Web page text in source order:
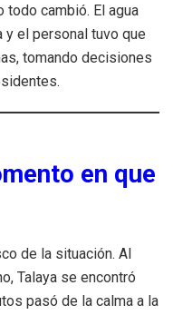
todo cambió. El agua
y el personal tuvo que
tomando decisiones
en que
de la situación. Al
Talaya se encontró
pasó de la calma a la